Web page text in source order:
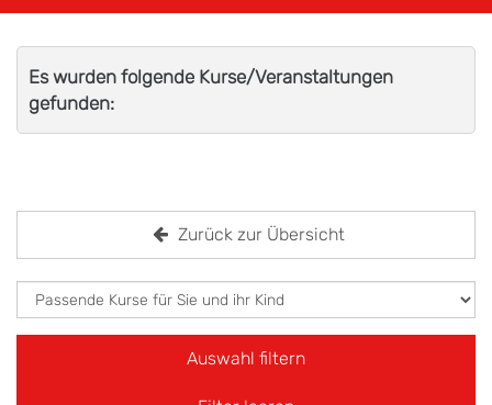
Es wurden folgende Kurse/Veranstaltungen
gefunden:
Zurück zur Übersicht